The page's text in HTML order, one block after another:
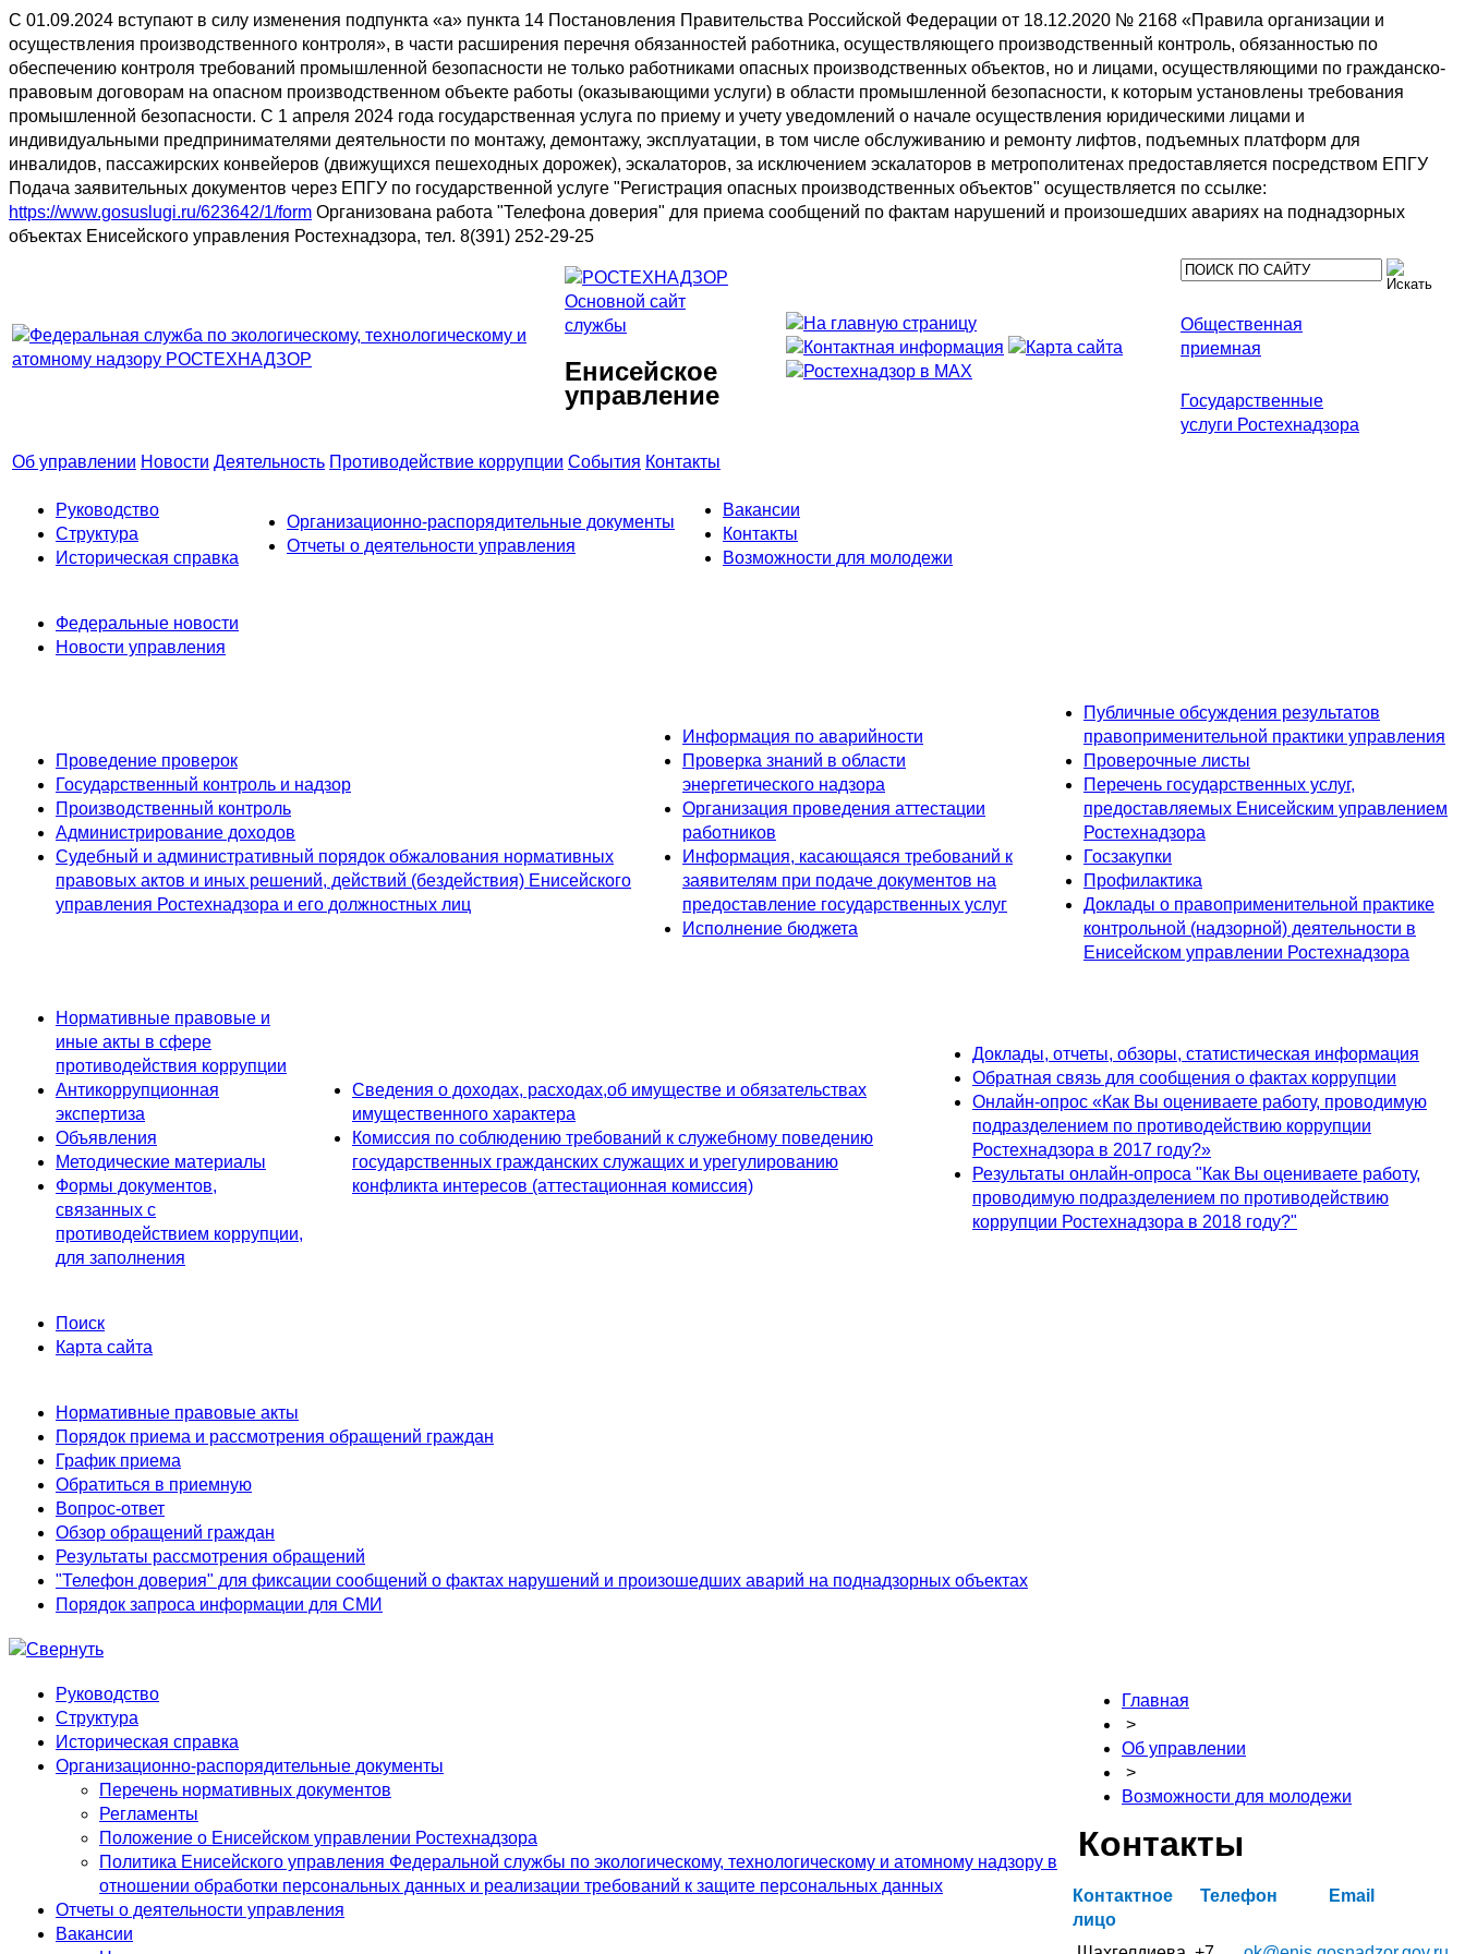
С 01.09.2024 вступают в силу изменения подпункта «а» пункта 14 Постановления Правительства Российской Федерации от 18.12.2020 № 2168 «Правила организации и
осуществления производственного контроля», в части расширения перечня обязанностей работника, осуществляющего производственный контроль, обязанностью по
обеспечению контроля требований промышленной безопасности не только работниками опасных производственных объектов, но и лицами, осуществляющими по гражданско-
правовым договорам на опасном производственном объекте работы (оказывающими услуги) в области промышленной безопасности, к которым установлены требования
промышленной безопасности. С 1 апреля 2024 года государственная услуга по приему и учету уведомлений о начале осуществления юридическими лицами и
индивидуальными предпринимателями деятельности по монтажу, демонтажу, эксплуатации, в том числе обслуживанию и ремонту лифтов, подъемных платформ для
инвалидов, пассажирских конвейеров (движущихся пешеходных дорожек), эскалаторов, за исключением эскалаторов в метрополитенах предоставляется посредством ЕПГУ
Подача заявительных документов через ЕПГУ по государственной услуге "Регистрация опасных производственных объектов" осуществляется по ссылке:
https://www.gosuslugi.ru/623642/1/form Организована работа "Телефона доверия" для приема сообщений по фактам нарушений и произошедших авариях на поднадзорных
объектах Енисейского управления Ростехнадзора, тел. 8(391) 252-29-25
Основной сайт
службы
Енисейское
управление
Общественная
приемная
Государственные
услуги Ростехнадзора
Об управлении Новости Деятельность Противодействие коррупции События Контакты
Руководство
Структура
Историческая справка
Организационно-распорядительные документы
Отчеты о деятельности управления
Вакансии
Контакты
Возможности для молодежи
Федеральные новости
Новости управления
Проведение проверок
Государственный контроль и надзор
Производственный контроль
Администрирование доходов
Судебный и административный порядок обжалования нормативных
правовых актов и иных решений, действий (бездействия) Енисейского
управления Ростехнадзора и его должностных лиц
Информация по аварийности
Проверка знаний в области
энергетического надзора
Организация проведения аттестации
работников
Информация, касающаяся требований к
заявителям при подаче документов на
предоставление государственных услуг
Исполнение бюджета
Публичные обсуждения результатов
правоприменительной практики управления
Проверочные листы
Перечень государственных услуг,
предоставляемых Енисейским управлением
Ростехнадзора
Госзакупки
Профилактика
Доклады о правоприменительной практике
контрольной (надзорной) деятельности в
Енисейском управлении Ростехнадзора
Нормативные правовые и
иные акты в сфере
противодействия коррупции
Антикоррупционная
экспертиза
Объявления
Методические материалы
Формы документов,
связанных с
противодействием коррупции,
для заполнения
Сведения о доходах, расходах,об имуществе и обязательствах
имущественного характера
Комиссия по соблюдению требований к служебному поведению
государственных гражданских служащих и урегулированию
конфликта интересов (аттестационная комиссия)
Доклады, отчеты, обзоры, статистическая информация
Обратная связь для сообщения о фактах коррупции
Онлайн-опрос «Как Вы оцениваете работу, проводимую
подразделением по противодействию коррупции
Ростехнадзора в 2017 году?»
Результаты онлайн-опроса "Как Вы оцениваете работу,
проводимую подразделением по противодействию
коррупции Ростехнадзора в 2018 году?"
Поиск
Карта сайта
Нормативные правовые акты
Порядок приема и рассмотрения обращений граждан
График приема
Обратиться в приемную
Вопрос-ответ
Обзор обращений граждан
Результаты рассмотрения обращений
"Телефон доверия" для фиксации сообщений о фактах нарушений и произошедших аварий на поднадзорных объектах
Порядок запроса информации для СМИ
Руководство
Структура
Историческая справка
Организационно-распорядительные документы
Перечень нормативных документов
Регламенты
Положение о Енисейском управлении Ростехнадзора
Политика Енисейского управления Федеральной службы по экологическому, технологическому и атомному надзору в
отношении обработки персональных данных и реализации требований к защите персональных данных
Отчеты о деятельности управления
Вакансии
Главная
>
Об управлении
>
Возможности для молодежи
Контакты
Контактное
лицо
Телефон Email